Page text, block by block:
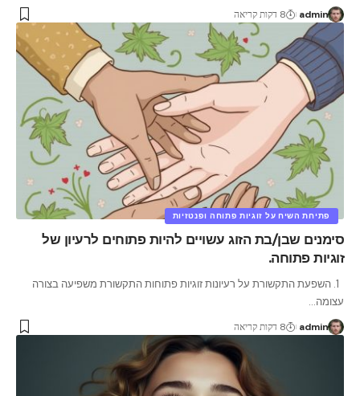
admin 8 דקות קריאה
פתיחת השיח על זוגיות פתוחה ופנטזיות
סימנים שבן/בת הזוג עשויים להיות פתוחים לרעיון של
זוגיות פתוחה.
1. השפעת התקשורת על רעיונות זוגיות פתוחות התקשורת משפיעה בצורה
עצומה…
admin 8 דקות קריאה